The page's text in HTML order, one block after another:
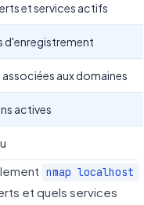
et services actifs
d'enregistrement
associées aux domaines
actives
nmap localhost
et quels services